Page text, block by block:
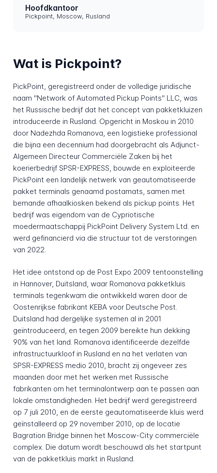
Hoofdkantoor
Pickpoint, Moscow, Rusland
Wat is Pickpoint?
PickPoint, geregistreerd onder de volledige juridische
naam "Network of Automated Pickup Points" LLC, was
het Russische bedrijf dat het concept van pakketkluizen
introduceerde in Rusland. Opgericht in Moskou in 2010
door Nadezhda Romanova, een logistieke professional
die bijna een decennium had doorgebracht als Adjunct-
Algemeen Directeur Commerciële Zaken bij het
koerierbedrijf SPSR-EXPRESS, bouwde en exploiteerde
PickPoint een landelijk netwerk van geautomatiseerde
pakket terminals genaamd postamats, samen met
bemande afhaalkiosken bekend als pickup points. Het
bedrijf was eigendom van de Cypriotische
moedermaatschappij PickPoint Delivery System Ltd. en
werd gefinancierd via die structuur tot de verstoringen
van 2022.
Het idee ontstond op de Post Expo 2009 tentoonstelling
in Hannover, Duitsland, waar Romanova pakketkluis
terminals tegenkwam die ontwikkeld waren door de
Oostenrijkse fabrikant KEBA voor Deutsche Post.
Duitsland had dergelijke systemen al in 2001
geïntroduceerd, en tegen 2009 bereikte hun dekking
90% van het land. Romanova identificeerde dezelfde
infrastructuurkloof in Rusland en na het verlaten van
SPSR-EXPRESS medio 2010, bracht zij ongeveer zes
maanden door met het werken met Russische
fabrikanten om het terminalontwerp aan te passen aan
lokale omstandigheden. Het bedrijf werd geregistreerd
op 7 juli 2010, en de eerste geautomatiseerde kluis werd
geïnstalleerd op 29 november 2010, op de locatie
Bagration Bridge binnen het Moscow-City commerciële
complex. Die datum wordt beschouwd als het startpunt
van de pakketkluis markt in Rusland.